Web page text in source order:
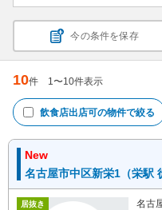
今の条件を保存
10件 1〜10件表示
飲食店出店可の物件で絞る
New
名古屋市中区新栄1（栄駅
居抜き 名古